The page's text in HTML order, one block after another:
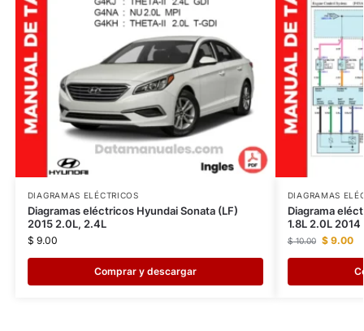
DIAGRAMAS ELÉCTRICOS
Diagramas eléctricos Hyundai Sonata (LF)
2015 2.0L, 2.4L
$ 9.00
Comprar y descargar
DIAGRAMAS
Diagrama
1.8L 2.0L 2014
$10.00 $9.00